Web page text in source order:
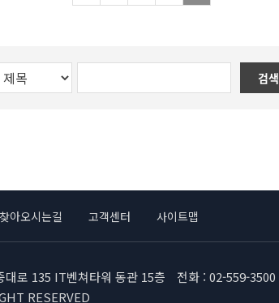
검색
찾아오시는길 고객센터 사이트맵
로 135 IT벤쳐타워 동관 15층 전화 : 02-559-3500
RESERVED